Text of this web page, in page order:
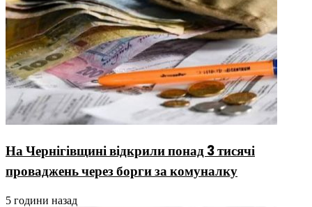
На Чернігівщині відкрили понад 3 тисячі
проваджень через борги за комуналку
5 години назад